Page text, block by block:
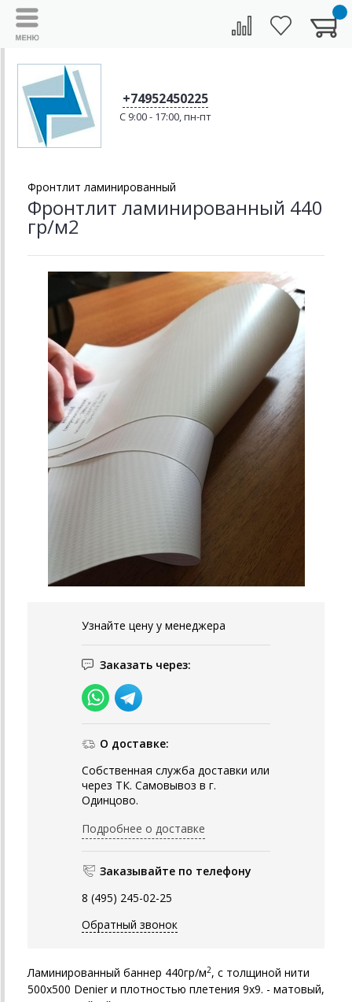
+74952450225
C 9:00 - 17:00, пн-пт
Фронтлит ламинированный
Фронтлит ламинированный 440
гр/м2
Узнайте цену у менеджера
Заказать через:
О доставке:
Собственная служба доставки или
через ТК. Самовывоз в г.
Одинцово.
Подробнее о доставке
Заказывайте по телефону
8 (495) 245-02-25
Обратный звонок
Ламинированный баннер 440гр/м2, с толщиной нити
500х500 Denierи плотностью плетения 9х9. - матовый,